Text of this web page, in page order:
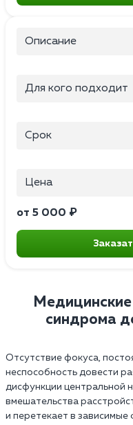
Описание
Для кого подходит
Срок
Цена
от 5 000 ₽
синдрома
Отсутствие фокуса,
неспособность довести
дисфункции центральной
вмешательства
и перетекает в